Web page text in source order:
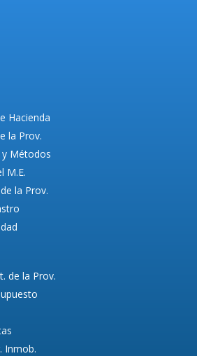
Hacienda
la Prov.
y Métodos
M.E.
la Prov.
de la Prov.
Inmob.